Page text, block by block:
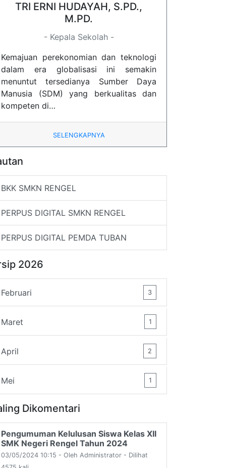
TRI ERNI HUDAYAH, S.PD.,
M.PD.
- Kepala Sekolah -
Kemajuan perekonomian dan teknologi
dalam era globalisasi ini semakin
menuntut tersedianya Sumber Daya
Manusia (SDM) yang berkualitas dan
kompeten di…
SELENGKAPNYA
BKK SMKN RENGEL
PERPUS DIGITAL SMKN RENGEL
PERPUS DIGITAL PEMDA TUBAN
2026
Februari 3
Maret 1
April 2
Mei 1
Dikomentari
Pengumuman Kelulusan Siswa Kelas XII
SMK Negeri Rengel Tahun 2024
03/05/2024 10:15 - Oleh Administrator - Dilihat